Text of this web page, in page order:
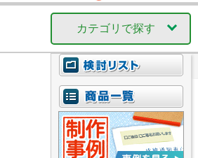
カテゴリで探す